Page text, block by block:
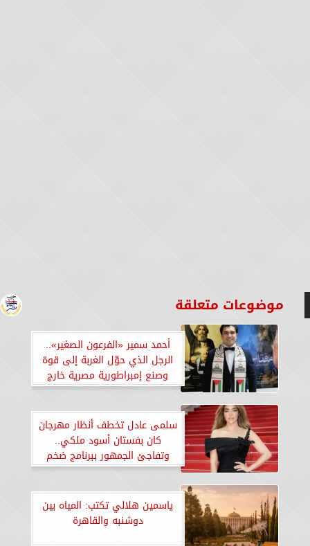
موضوعات متعلقة
أحمد سمير «الفرعون الصغير»..
الرجل الذي حوّل الغربة إلى قوة
وصنع إمبراطورية مصرية خارج
الحدود
سلمى عادل تخطف أنظار مهرجان
كان بفستان أسود ملكي..
وتفاجئ الجمهور ببرنامج ضخم
جديد على النهار
ياسمين هلالي تكتب: المياه بين
دوشنبه والقاهرة